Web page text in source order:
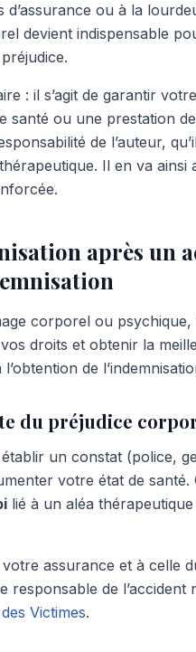
ou à la
devient indispensable
: il s’agit de garantir
santé ou une prestation
de l’auteur, qu’il
Il en va ainsi
après un
corporel ou
droits et obtenir la
de
du préjudice
un constat (police,
votre état de santé.
lié à un aléa
assurance et à celle
de l’accident
Victimes.